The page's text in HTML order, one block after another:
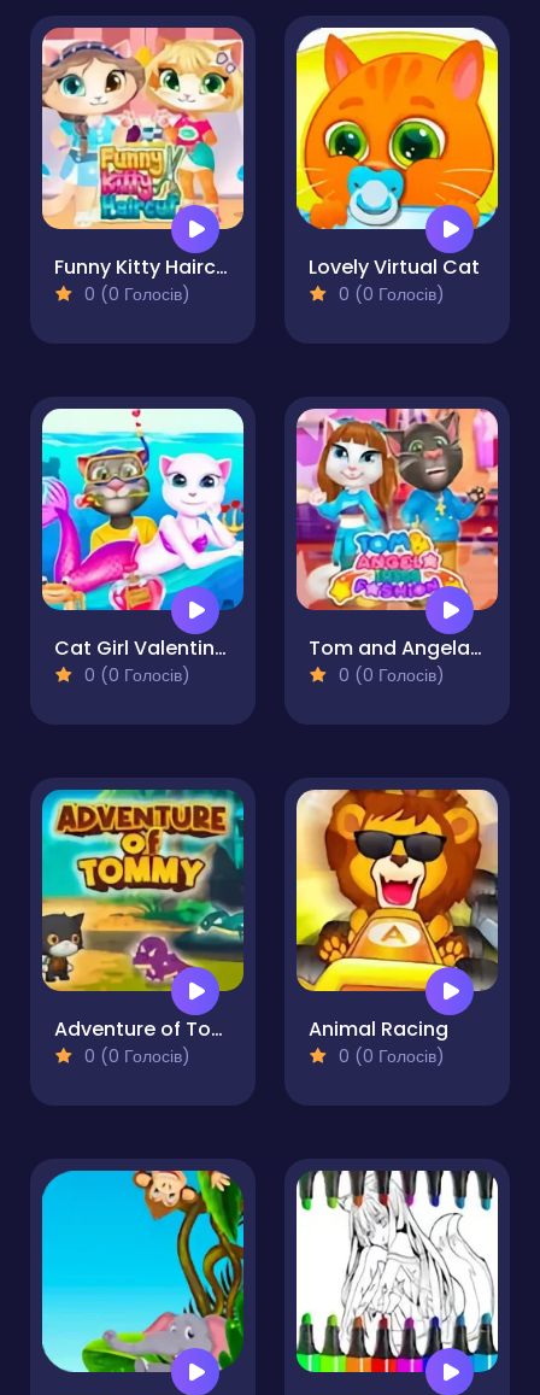
Funny Kitty Haircut
0 (0 Голосів)
Lovely Virtual Cat
0 (0 Голосів)
Cat Girl Valentine Story Deep Water
0 (0 Голосів)
Tom and Angela Insta Fashion
0 (0 Голосів)
Adventure of Tommy
0 (0 Голосів)
Animal Racing
0 (0 Голосів)